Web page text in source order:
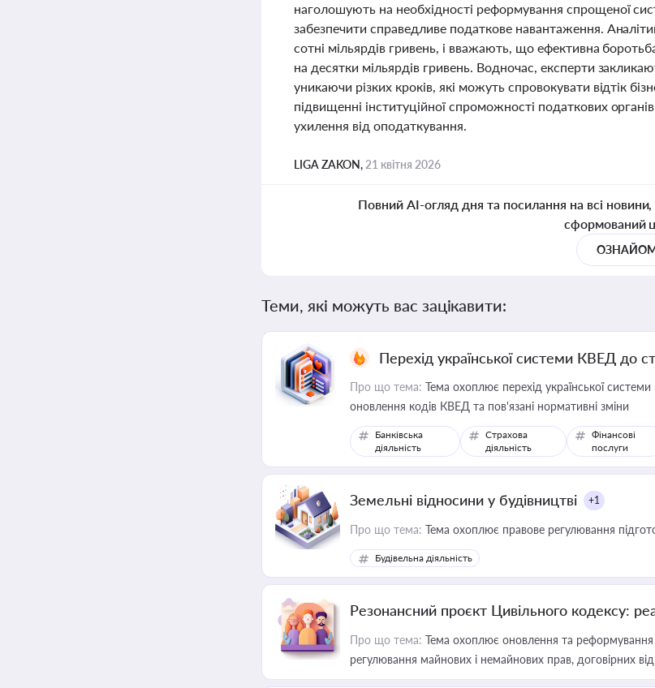
наголошують на необхідності реформування спрощеної
забезпечити справедливе податкове навантаження.
сотні мільярдів гривень, і вважають, що ефективна
на десятки мільярдів гривень. Водночас, експерти
уникаючи різких кроків, які можуть спровокувати відтік
підвищенні інституційної спроможності податкових
ухилення від оподаткування.
LIGA ZAKON, 21 квітня 2026
Повний AI-огляд дня та посилання на всі новини,
сформований
Теми, які можуть вас зацікавити:
Перехід української системи КВЕД до
Про що тема: Тема охоплює перехід української системи
оновлення кодів КВЕД та пов'язані нормативні зміни
Банківська
діяльність
Страхова
діяльність
Фінансові
послуги
Земельні відносини у будівництві +1
Про що тема: Тема охоплює правове регулювання
Будівельна діяльність
Резонансний проєкт Цивільного кодексу:
Про що тема: Тема охоплює оновлення та реформування
регулювання майнових і немайнових прав, договірних